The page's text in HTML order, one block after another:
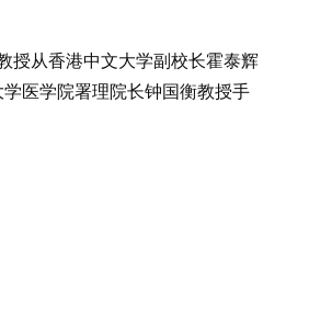
授从香港中文大学副校长霍泰辉
医学院署理院长钟国衡教授手